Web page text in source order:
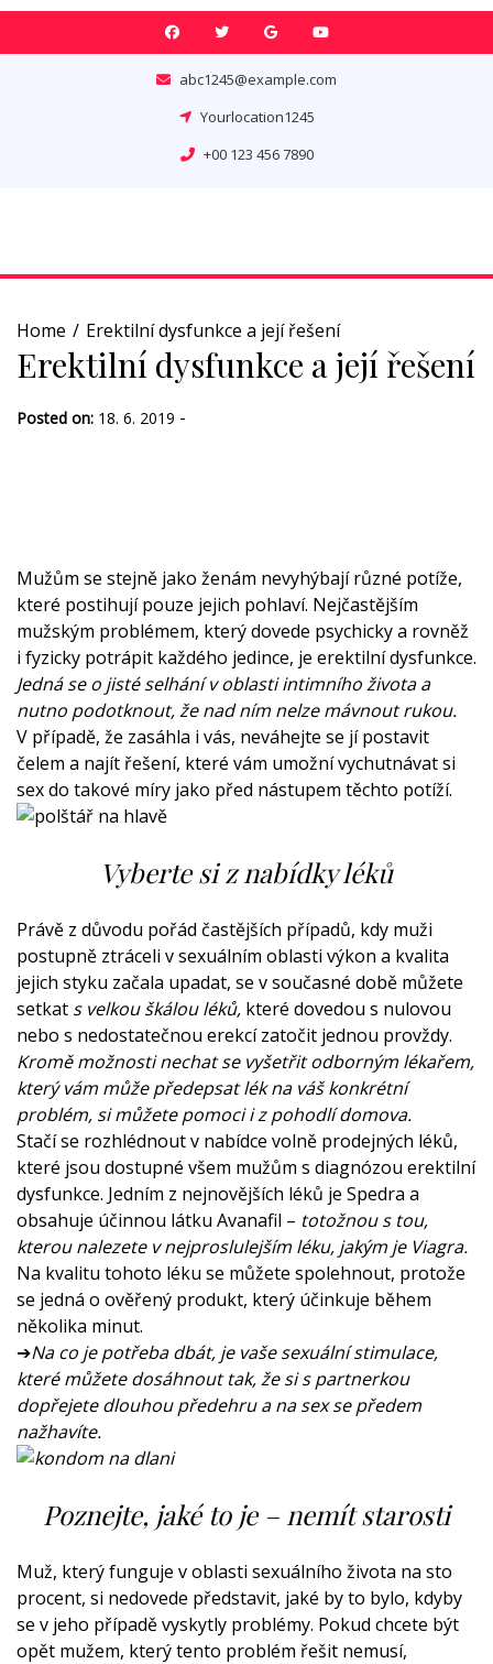
Skip
abc1245@example.com
Yourlocation1245
+00 123 456 7890
Home Erektilní dysfunkce a její řešení
Erektilní dysfunkce a její řešení
Posted on: 18. 6. 2019 -
Mužům se stejně jako ženám nevyhýbají různé potíže,
které postihují pouze jejich pohlaví. Nejčastějším
mužským problémem, který dovede psychicky a rovněž
i fyzicky potrápit každého jedince, je erektilní dysfunkce.
Jedná se o jisté selhání v oblasti intimního života a
nutno podotknout, že nad ním nelze mávnout rukou.
V případě, že zasáhla i vás, neváhejte se jí postavit
čelem a najít řešení, které vám umožní vychutnávat si
sex do takové míry jako před nástupem těchto potíží.
Vyberte si z nabídky léků
Právě z důvodu pořád častějších případů, kdy muži
postupně ztráceli v sexuálním oblasti výkon a kvalita
jejich styku začala upadat, se v současné době můžete
setkat s velkou škálou léků, které dovedou s nulovou
nebo s nedostatečnou erekcí zatočit jednou provždy.
Kromě možnosti nechat se vyšetřit odborným lékařem,
který vám může předepsat lék na váš konkrétní
problém, si můžete pomoci i z pohodlí domova.
Stačí se rozhlédnout v nabídce volně prodejných léků,
které jsou dostupné všem mužům s diagnózou erektilní
dysfunkce. Jedním z nejnovějších léků je Spedra a
obsahuje účinnou látku Avanafil – totožnou s tou,
kterou nalezete v nejproslulejším léku, jakým je Viagra.
Na kvalitu tohoto léku se můžete spolehnout, protože
se jedná o ověřený produkt, který účinkuje během
několika minut.
➔Na co je potřeba dbát, je vaše sexuální stimulace,
které můžete dosáhnout tak, že si s partnerkou
dopřejete dlouhou předehru a na sex se předem
nažhavíte.
Poznejte, jaké to je – nemít starosti
Muž, který funguje v oblasti sexuálního života na sto
procent, si nedovede představit, jaké by to bylo, kdyby
se v jeho případě vyskytly problémy. Pokud chcete být
opět mužem, který tento problém řešit nemusí,